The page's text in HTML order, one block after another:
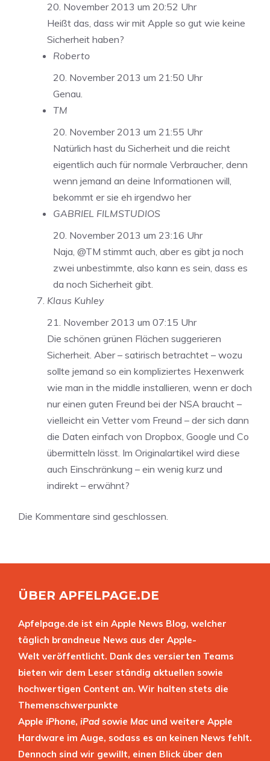
20. November 2013 um 20:52 Uhr
Heißt das, dass wir mit Apple so gut wie keine
Sicherheit haben?
Roberto
20. November 2013 um 21:50 Uhr
Genau.
TM
20. November 2013 um 21:55 Uhr
Natürlich hast du Sicherheit und die reicht
eigentlich auch für normale Verbraucher, denn
wenn jemand an deine Informationen will,
bekommt er sie eh irgendwo her
GABRIEL FILMSTUDIOS
20. November 2013 um 23:16 Uhr
Naja, @TM stimmt auch, aber es gibt ja noch
zwei unbestimmte, also kann es sein, dass es
da noch Sicherheit gibt.
Klaus Kuhley
21. November 2013 um 07:15 Uhr
Die schönen grünen Flächen suggerieren
Sicherheit. Aber – satirisch betrachtet – wozu
sollte jemand so ein kompliziertes Hexenwerk
wie man in the middle installieren, wenn er doch
nur einen guten Freund bei der NSA braucht –
vielleicht ein Vetter vom Freund – der sich dann
die Daten einfach von Dropbox, Google und Co
übermitteln lässt. Im Originalartikel wird diese
auch Einschränkung – ein wenig kurz und
indirekt – erwähnt?
Die Kommentare sind geschlossen.
ÜBER APFELPAGE.DE
Apfelpage.de ist ein Apple News Blog, welcher
täglich brandneue News aus der Apple-
Welt veröffentlicht. Dank des versierten Teams
bieten wir dem Leser ständig aktuellen sowie
hochwertigen Content an. Wir halten stets die
Themenschwerpunkte
Apple iPhone, iPad sowie Mac und weitere Apple
Hardware im Auge, sodass es an keinen News fehlt.
Dennoch sind wir gewillt, einen Blick über den